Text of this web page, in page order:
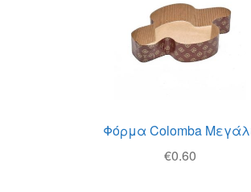
Φόρμα Colomba
€0.60